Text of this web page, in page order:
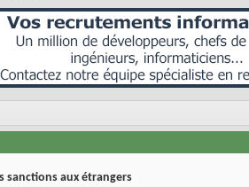
sanctions aux étrangers